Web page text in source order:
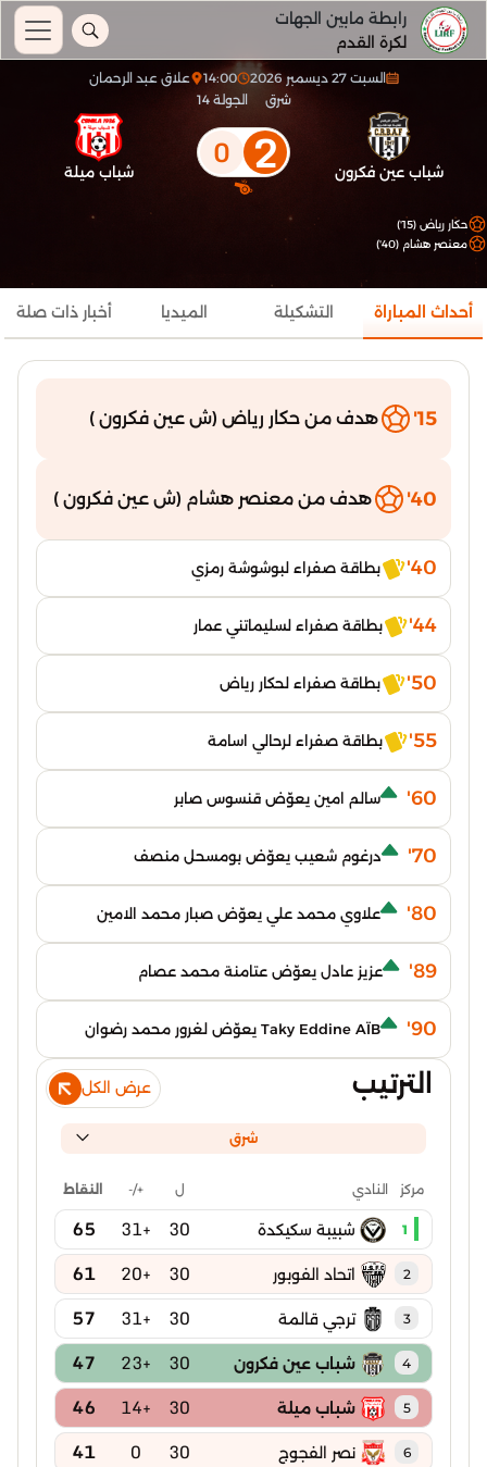
رابطة مابين الجهات
لكرة القدم
السبت 27 ديسمبر 2026 14:00
علاق عبد الرحمان
شرق
الجولة 14
شباب عين فكرون 2
0 شباب ميلة
حكار رياض (15')
معنصر هشام (40')
أحداث المباراة التشكيلة الميديا أخبار ذات صلة
15' هدف من حكار رياض (ش عين فكرون )
40' هدف من معنصر هشام (ش عين فكرون )
40' بطاقة صفراء لبوشوشة رمزي
44' بطاقة صفراء لسليماتني عمار
50' بطاقة صفراء لحكار رياض
55' بطاقة صفراء لرحالي اسامة
60' سالم امين يعوّض قنسوس صابر
70' درغوم شعيب يعوّض بومسحل منصف
80' علاوي محمد علي يعوّض صبار محمد الامين
89' عزيز عادل يعوّض عتامنة محمد عصام
90' Taky Eddine AÏB يعوّض لغرور محمد رضوان
الترتيب عرض الكل
شرق
مركز النادي ل +/- النقاط
1 شبيبة سكيكدة 30
+31
65
2 اتحاد الفوبور 30
+20
61
3 ترجي قالمة 30
+31
57
4 شباب عين فكرون 30
+23
47
5 شباب ميلة 30
+14
46
6 نصر الفجوج 30
0
41